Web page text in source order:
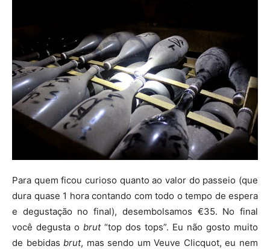
Para quem ficou curioso quanto ao valor do passeio (que
dura quase 1 hora contando com todo o tempo de espera
e degustação no final), desembolsamos €35. No final
você degusta o brut“top dos tops”. Eu não gosto muito
de bebidasbrut, mas sendo um Veuve Clicquot, eu nem